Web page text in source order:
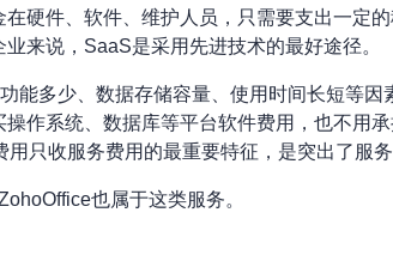
硬件、软件、维护人员，只需要支出一定
来说，SaaS是采用先进技术的最好途径。
多少、数据存储容量、使用时间长短等
作系统、数据库等平台软件费用，也不用
只收服务费用的最重要特征，是突出了服务
也属于这类服务。